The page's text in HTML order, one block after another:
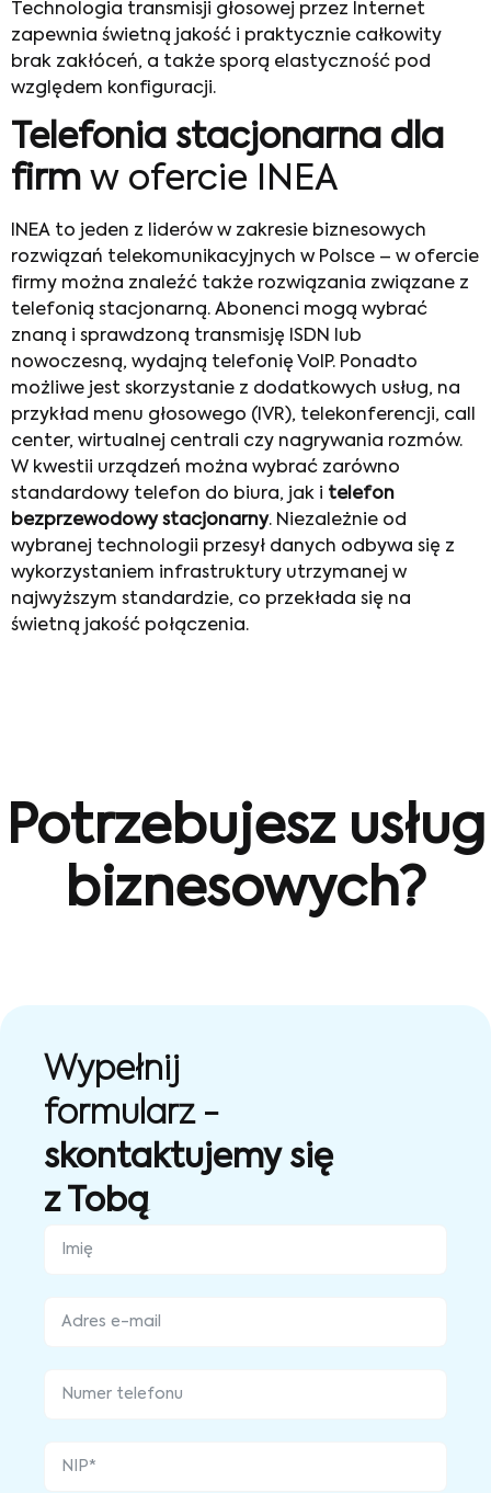
Technologia transmisji głosowej przez Internet
zapewnia świetną jakość i praktycznie całkowity
brak zakłóceń, a także sporą elastyczność pod
względem konfiguracji.
Telefonia stacjonarna dla
firm w ofercie INEA
INEA to jeden z liderów w zakresie biznesowych
rozwiązań telekomunikacyjnych w Polsce – w ofercie
firmy można znaleźć także rozwiązania związane z
telefonią stacjonarną. Abonenci mogą wybrać
znaną i sprawdzoną transmisję ISDN lub
nowoczesną, wydajną telefonię VoIP. Ponadto
możliwe jest skorzystanie z dodatkowych usług, na
przykład menu głosowego (IVR), telekonferencji, call
center, wirtualnej centrali czy nagrywania rozmów.
W kwestii urządzeń można wybrać zarówno
standardowy telefon do biura, jak i telefon
bezprzewodowy stacjonarny. Niezależnie od
wybranej technologii przesył danych odbywa się z
wykorzystaniem infrastruktury utrzymanej w
najwyższym standardzie, co przekłada się na
świetną jakość połączenia.
Potrzebujesz usług
biznesowych?
Wypełnij
formularz -
skontaktujemy się
z Tobą